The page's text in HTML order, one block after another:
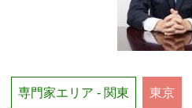
専門家エリア - 関東 東京